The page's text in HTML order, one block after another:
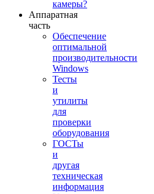
камеры?
Аппаратная
часть
Обеспечение
оптимальной
производительности
Windows
Тесты
и
утилиты
для
проверки
оборудования
ГОСТы
и
другая
техническая
информация